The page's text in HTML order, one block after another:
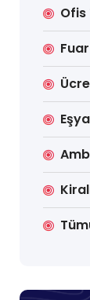
Ofis
Fuar